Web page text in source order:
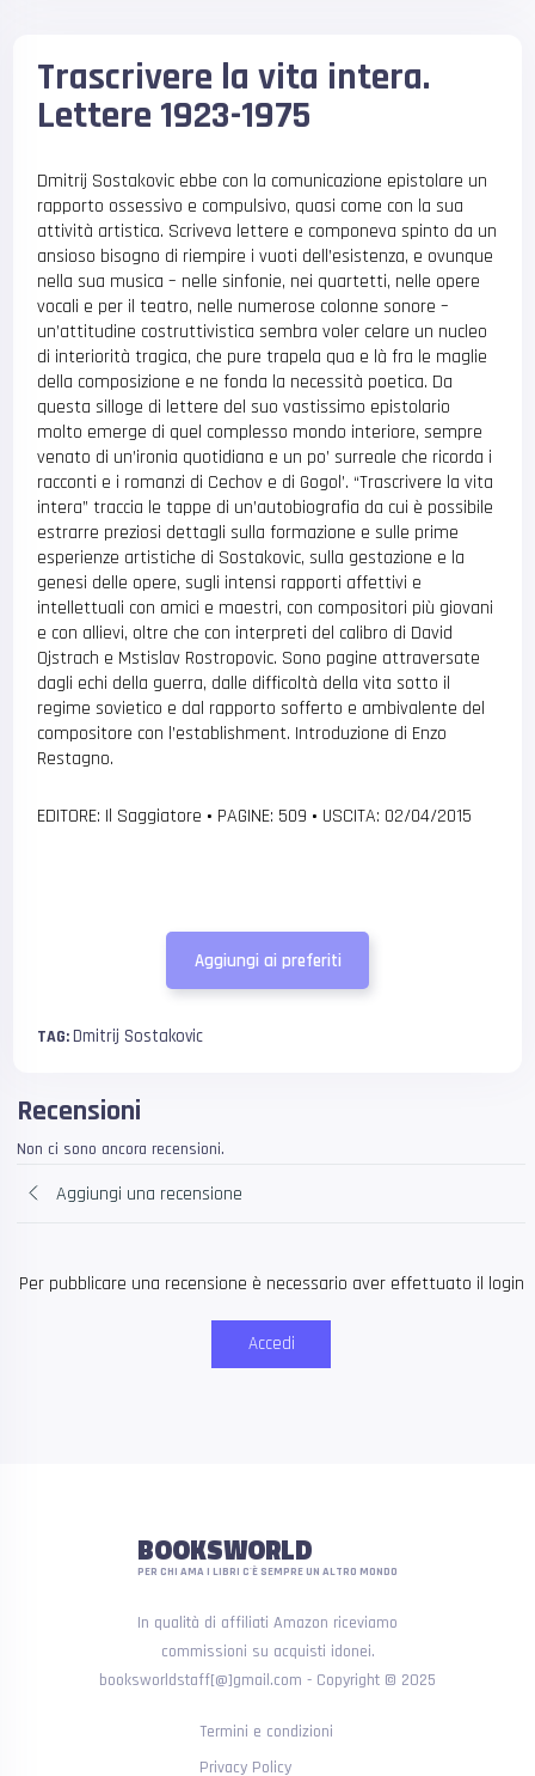
Trascrivere la vita intera.
Lettere 1923-1975
Dmitrij Sostakovic ebbe con la comunicazione epistolare un
rapporto ossessivo e compulsivo, quasi come con la sua
attività artistica. Scriveva lettere e componeva spinto da un
ansioso bisogno di riempire i vuoti dell’esistenza, e ovunque
nella sua musica – nelle sinfonie, nei quartetti, nelle opere
vocali e per il teatro, nelle numerose colonne sonore –
un’attitudine costruttivistica sembra voler celare un nucleo
di interiorità tragica, che pure trapela qua e là fra le maglie
della composizione e ne fonda la necessità poetica. Da
questa silloge di lettere del suo vastissimo epistolario
molto emerge di quel complesso mondo interiore, sempre
venato di un’ironia quotidiana e un po’ surreale che ricorda i
racconti e i romanzi di Cechov e di Gogol’. “Trascrivere la vita
intera” traccia le tappe di un’autobiografia da cui è possibile
estrarre preziosi dettagli sulla formazione e sulle prime
esperienze artistiche di Sostakovic, sulla gestazione e la
genesi delle opere, sugli intensi rapporti affettivi e
intellettuali con amici e maestri, con compositori più giovani
e con allievi, oltre che con interpreti del calibro di David
Ojstrach e Mstislav Rostropovic. Sono pagine attraversate
dagli echi della guerra, dalle difficoltà della vita sotto il
regime sovietico e dal rapporto sofferto e ambivalente del
compositore con l’establishment. Introduzione di Enzo
Restagno.
EDITORE: Il Saggiatore • PAGINE: 509 • USCITA: 02/04/2015
Aggiungi ai preferiti
TAG:Dmitrij Sostakovic
Recensioni
Non ci sono ancora recensioni.
Aggiungi una recensione
Per pubblicare una recensione è necessario aver effettuato il login
Accedi
BOOKSWORLD
PER CHI AMA I LIBRI C'È SEMPRE UN ALTRO MONDO
In qualità di affiliati Amazon riceviamo
commissioni su acquisti idonei.
booksworldstaff[@]gmail.com - Copyright © 2025
Termini e condizioni
Privacy Policy